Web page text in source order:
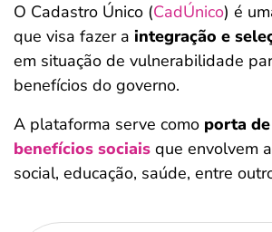
O Cadastro Único (CadÚnico) é
que visa fazer a integração e
em situação de vulnerabilidade
benefícios do governo.
A plataforma serve como porta
benefícios sociais que envolvem
social, educação, saúde, entre